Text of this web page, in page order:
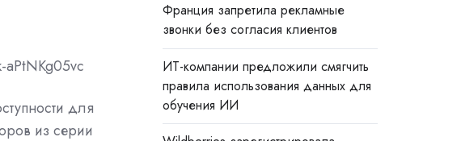
для
из серии
Франция запретила рекламные
звонки без согласия клиентов
ИТ-компании предложили смягчить
правила использования данных для
обучения ИИ